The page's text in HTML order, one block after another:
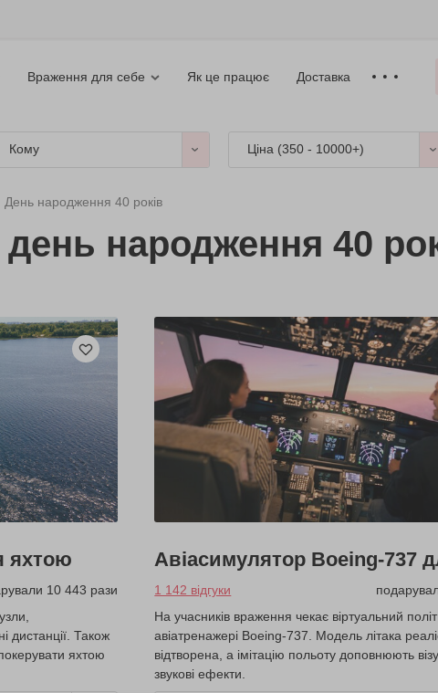
Враження для себе Як це працює Доставка
Кому Ціна (350 - 10000+)
День народження 40 років
народження 40
яхтою
10 443 рази
дистанції. Також
яхтою
Авіасимулятор Boeing-737
1 142 відгуки
На учасників враження чекає віртуальний
авіатренажері Boeing-737. Модель літака
відтворена, а імітацію польоту доповнюють
звукові ефекти.